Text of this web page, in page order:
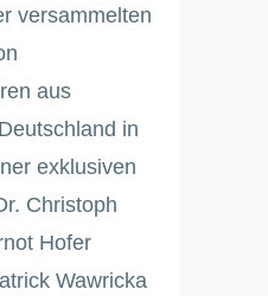
versammelten
aus
in
exklusiven
Christoph
Hofer
Wawricka